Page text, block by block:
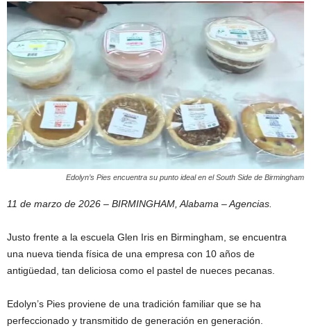
Edolyn’s Pies encuentra su punto ideal en el South Side de Birmingham
11 de marzo de 2026 – BIRMINGHAM, Alabama – Agencias.
Justo frente a la escuela Glen Iris en Birmingham, se encuentra
una nueva tienda física de una empresa con 10 años de
antigüedad, tan deliciosa como el pastel de nueces pecanas.
Edolyn’s Pies proviene de una tradición familiar que se ha
perfeccionado y transmitido de generación en generación.